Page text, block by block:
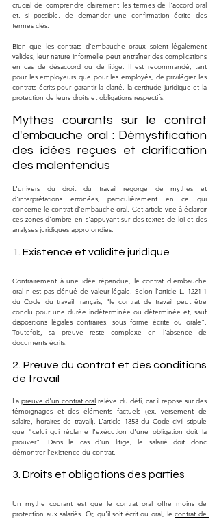
crucial de comprendre clairement les termes de l'accord oral
et, si possible, de demander une confirmation écrite des
termes clés.
Bien que les contrats d'embauche oraux soient légalement
valides, leur nature informelle peut entraîner des complications
en cas de désaccord ou de litige. Il est recommandé, tant
pour les employeurs que pour les employés, de privilégier les
contrats écrits pour garantir la clarté, la certitude juridique et la
protection de leurs droits et obligations respectifs.
Mythes courants sur le contrat
d'embauche oral : Démystification
des idées reçues et clarification
des malentendus
L'univers du droit du travail regorge de mythes et
d'interprétations erronées, particulièrement en ce qui
concerne le contrat d'embauche oral. Cet article vise à éclaircir
ces zones d'ombre en s'appuyant sur des textes de loi et des
analyses juridiques approfondies.
1. Existence et validité juridique
Contrairement à une idée répandue, le contrat d'embauche
oral n'est pas dénué de valeur légale. Selon l'article L. 1221-1
du Code du travail français, "le contrat de travail peut être
conclu pour une durée indéterminée ou déterminée et, sauf
dispositions légales contraires, sous forme écrite ou orale".
Toutefois, sa preuve reste complexe en l'absence de
documents écrits.
2. Preuve du contrat et des conditions
de travail
La preuve d'un contrat oral relève du défi, car il repose sur des
témoignages et des éléments factuels (ex. versement de
salaire, horaires de travail). L’article 1353 du Code civil stipule
que "celui qui réclame l'exécution d'une obligation doit la
prouver". Dans le cas d'un litige, le salarié doit donc
démontrer l'existence du contrat.
3. Droits et obligations des parties
Un mythe courant est que le contrat oral offre moins de
protection aux salariés. Or, qu'il soit écrit ou oral, le contrat de